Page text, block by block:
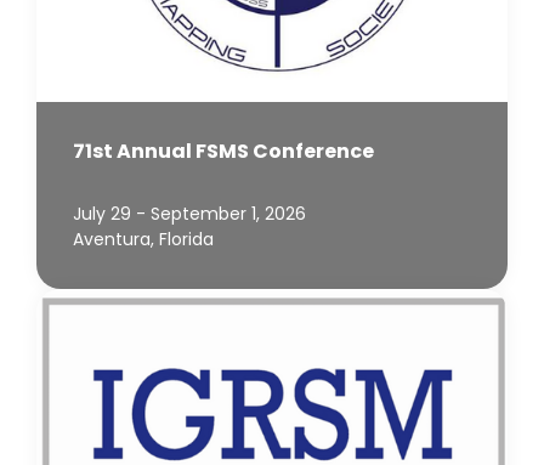
71st Annual FSMS Conference
July 29 - September 1, 2026
Aventura, Florida